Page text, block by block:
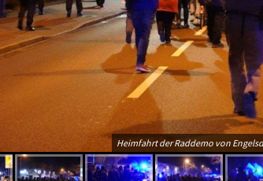
Heimfahrt der Raddemo von